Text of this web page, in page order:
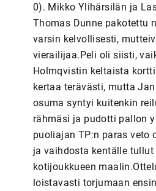
0). Mikko Ylihärsilän ja
Thomas Dunne pakotettu
varsin kelvollisesti,
vierailijaa.Peli oli siisti,
Holmqvistin keltaista
kertaa terävästi, mutta
osuma syntyi kuitenkin
rähmäsi ja pudotti pallon
puoliajan TP:n paras veto
ja vaihdosta kentälle
kotijoukkueen
loistavasti torjumaan